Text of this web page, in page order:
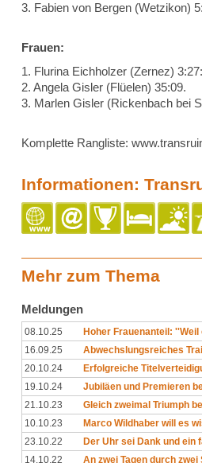
3. Fabien von Bergen (Wetzikon)
Frauen:
1. Flurina Eichholzer (Zernez)
2. Angela Gisler (Flüelen) 35:09.
3. Marlen Gisler (Rickenbach bei
Komplette Rangliste:
Informationen:
Mehr zum Thema
Meldungen
08.10.25
Hoher Frauenanteil:
16.09.25
Abwechslungsreiches
20.10.24
Erfolgreiche
19.10.24
Jubiläen und Premieren
21.10.23
Gleich zweimal Triumph
10.10.23
Marco Wildhaber will es
23.10.22
Der Uhr sei Dank und ein
14.10.22
An zwei Tagen durch zwei